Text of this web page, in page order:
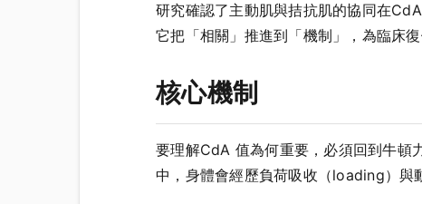
研究確認了主動肌與拮抗肌的協同在
它把「相關」推進到「機制」，為臨床
核心機制
要理解CdA 值為何重要，必須回到牛
中，身體會經歷負荷吸收（loading）與